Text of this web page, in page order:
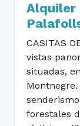
Alquiler
CASITAS
vistas
situadas,
forestales